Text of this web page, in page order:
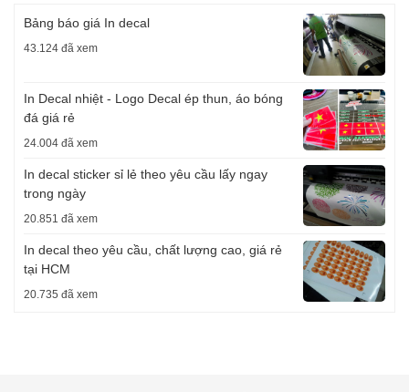
Bảng báo giá In decal
43.124 đã xem
In Decal nhiệt - Logo Decal ép thun, áo bóng
đá giá rẻ
24.004 đã xem
In decal sticker sỉ lẻ theo yêu cầu lấy ngay
trong ngày
20.851 đã xem
In decal theo yêu cầu, chất lượng cao, giá rẻ
tại HCM
20.735 đã xem